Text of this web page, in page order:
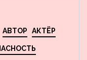
АВТОР АКТЁР